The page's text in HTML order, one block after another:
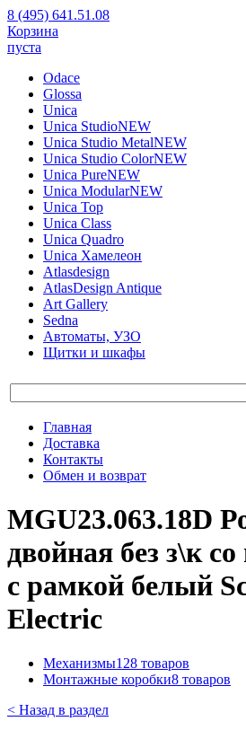
8 (495) 641.51.08
Корзина
пуста
Odace
Glossa
Unica
Unica StudioNEW
Unica Studio MetalNEW
Unica Studio ColorNEW
Unica PureNEW
Unica ModularNEW
Unica Top
Unica Class
Unica Quadro
Unica Хамелеон
Atlasdesign
AtlasDesign Antique
Art Gallery
Sedna
Автоматы, УЗО
Щитки и шкафы
Главная
Доставка
Контакты
Обмен и возврат
MGU23.063.18D
двойная без з\к
с рамкой белый
Electric
Механизмы128 товаров
Монтажные коробки8 товаров
< Назад в раздел